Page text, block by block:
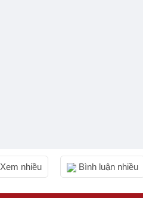
Xem nhiều Bình luận nhiều